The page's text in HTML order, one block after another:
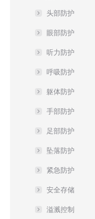
头部防护
眼部防护
听力防护
呼吸防护
躯体防护
手部防护
足部防护
坠落防护
紧急防护
安全存储
溢溅控制